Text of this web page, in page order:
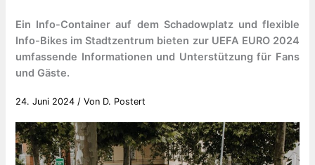
Ein Info-Container auf dem Schadowplatz und flexible
Info-Bikes im Stadtzentrum bieten zur UEFA EURO 2024
umfassende Informationen und Unterstützung für Fans
und Gäste.
24. Juni 2024 / Von D. Postert